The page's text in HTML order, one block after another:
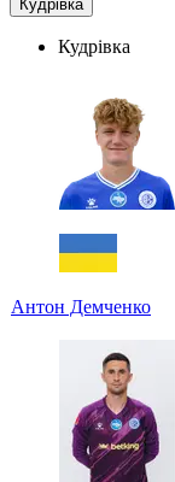
Кудрівка
Кудрівка
Антон Демченко